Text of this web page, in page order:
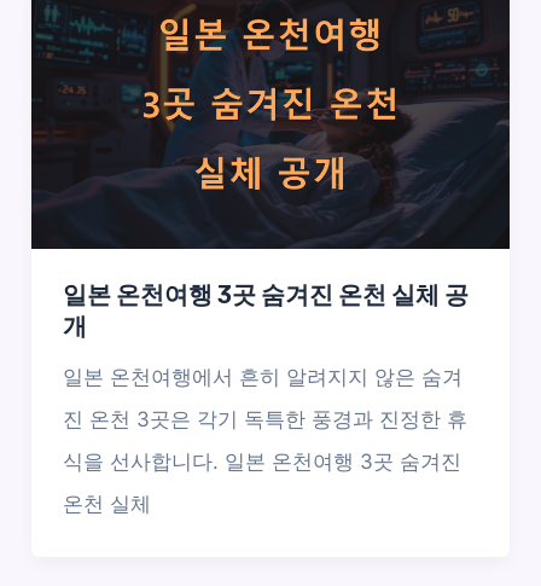
일본 온천여행 3곳 숨겨진 온천 실체 공
개
일본 온천여행에서 흔히 알려지지 않은 숨겨
진 온천 3곳은 각기 독특한 풍경과 진정한 휴
식을 선사합니다. 일본 온천여행 3곳 숨겨진
온천 실체